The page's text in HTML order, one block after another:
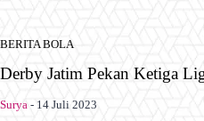
BERITA BOLA
Derby Jatim Pekan Ketiga
Surya - 14 Juli 2023